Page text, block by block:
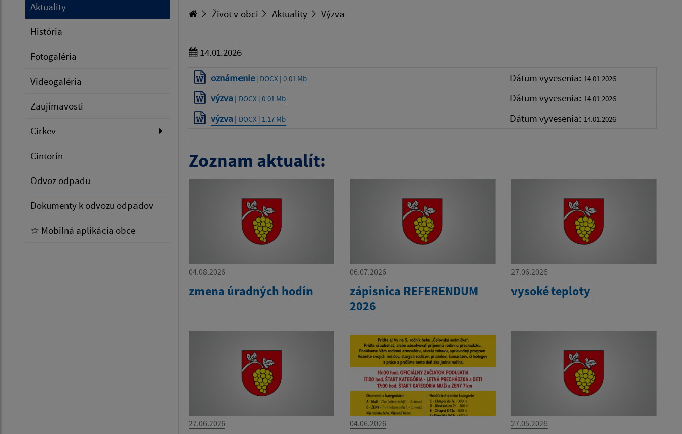
Aktuality
História
Fotogaléria
Videogaléria
Zaujímavosti
Cirkev
Cintorín
Odvoz odpadu
Dokumenty k odvozu odpadov
☆ Mobilná aplikácia obce
Život v obci Aktuality Výzva
14.01.2026
oznámenie| DOCX | 0.01 Mb Dátum vyvesenia: 14.01.2026
výzva | DOCX | 0.01 Mb Dátum vyvesenia: 14.01.2026
výzva | DOCX | 1.17 Mb Dátum vyvesenia: 14.01.2026
Zoznam aktualít:
04.08.2026
zmena úradných hodín
06.07.2026
zápisnica REFERENDUM
2026
27.06.2026
vysoké teploty
27.06.2026 04.06.2026 27.05.2026